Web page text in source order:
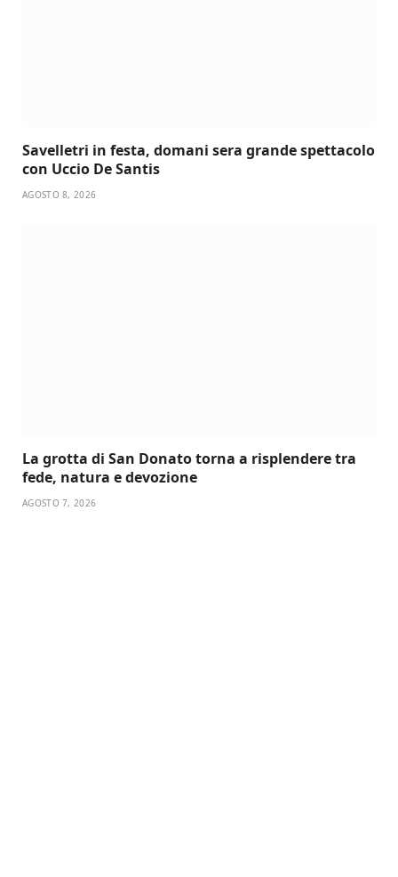
Savelletri in festa, domani sera grande spettacolo
con Uccio De Santis
AGOSTO 8, 2026
La grotta di San Donato torna a risplendere tra
fede, natura e devozione
AGOSTO 7, 2026